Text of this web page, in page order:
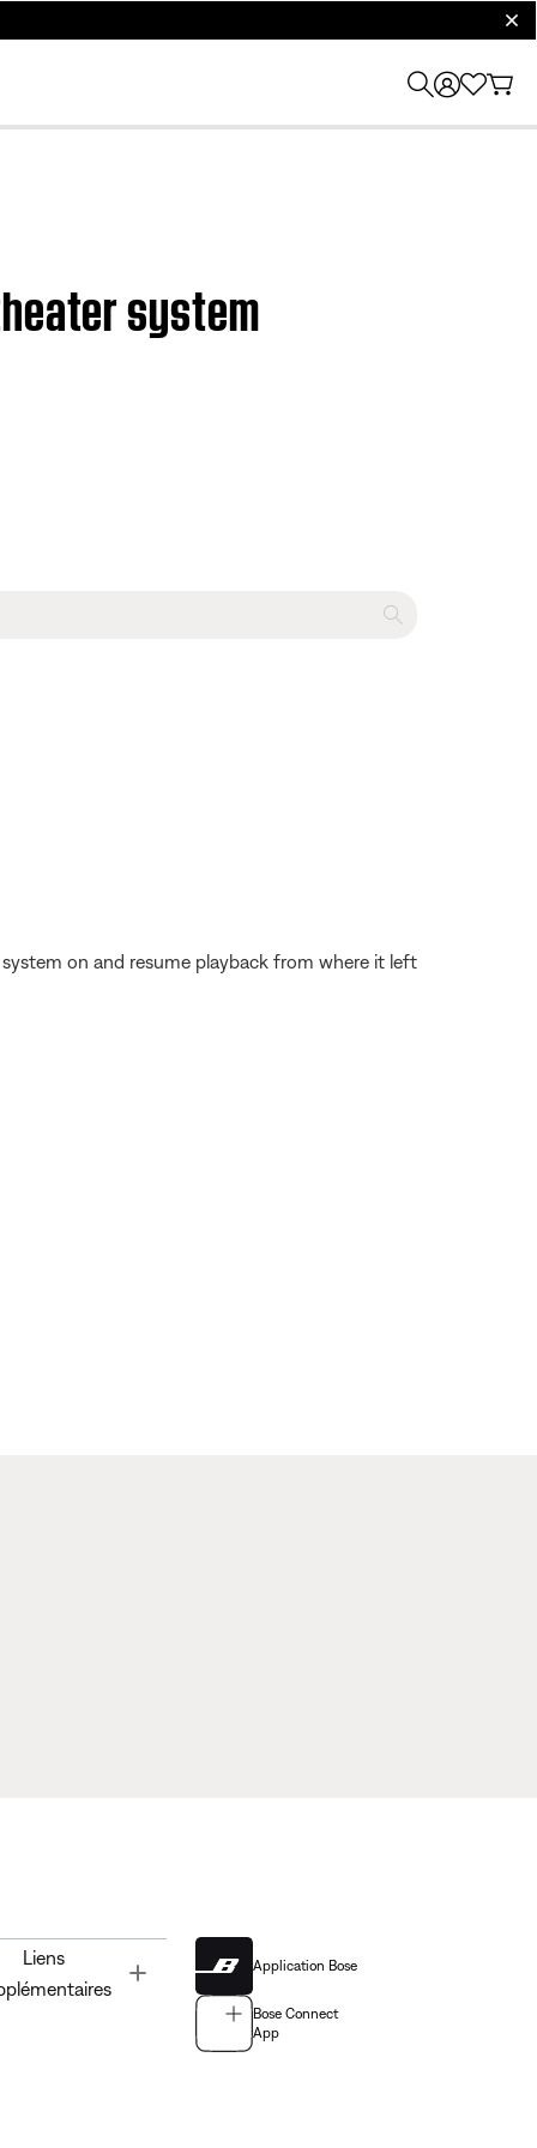
system
on and resume playback from where it left
Liens
Application Bose
Bose Connect
App